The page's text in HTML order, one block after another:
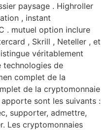
paysage . Highroller
, instant
. mutuel option inclure
, Skrill , Neteller , et
véritablement
technologies de
complet de la
de la cryptomonnaie
sont les suivants :
supporter, admettre,
Les cryptomonnaies